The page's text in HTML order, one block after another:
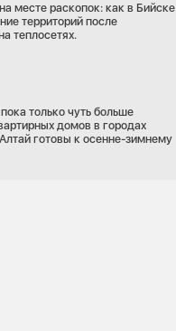
месте раскопок: как в Бийске
территорий после
теплосетях.
только чуть больше
домов в городах
готовы к осенне-зимнему